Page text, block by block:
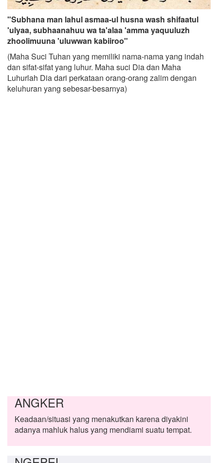
"Subhana man lahul asmaa-ul husna wash shifaatul
'ulyaa, subhaanahuu wa ta'alaa 'amma yaquuluzh
zhoolimuuna 'uluwwan kabiiroo"
(Maha Suci Tuhan yang memiliki nama-nama yang indah
dan sifat-sifat yang luhur. Maha suci Dia dan Maha
Luhurlah Dia dari perkataan orang-orang zalim dengan
keluhuran yang sebesar-besarnya)
ANGKER
Keadaan/situasi yang menakutkan karena diyakini
adanya mahluk halus yang mendiami suatu tempat.